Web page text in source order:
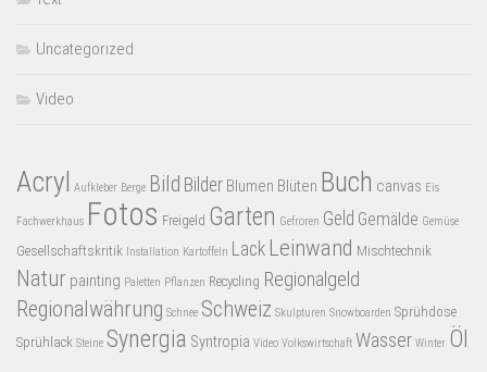
Uncategorized
Video
Acryl Aufkleber Berge Bild Bilder Blumen Blüten Buch canvas Eis
Fachwerkhaus Fotos Freigeld Garten Gefroren Geld Gemälde Gemüse
Gesellschaftskritik Installation Kartoffeln Lack Leinwand Mischtechnik
Natur painting Paletten Pflanzen Recycling Regionalgeld
Regionalwährung Schnee Schweiz Skulpturen Snowboarden Sprühdose
Sprühlack Steine Synergia Syntropia Video Volkswirtschaft Wasser Winter Öl